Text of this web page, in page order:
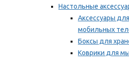
Настольные
Аксессуары
мобильных
Боксы для
Коврики для